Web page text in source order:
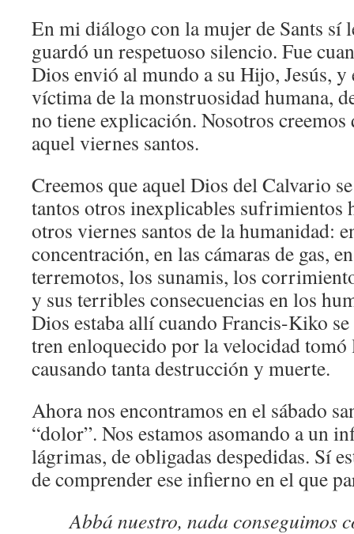
En mi diálogo con la mujer de Sants sí
guardó un respetuoso silencio. Fue
Dios envió al mundo a su Hijo, Jesús, y
víctima de la monstruosidad humana,
no tiene explicación. Nosotros creemos
aquel viernes santos.
Creemos que aquel Dios del Calvario
tantos otros inexplicables sufrimientos
otros viernes santos de la humanidad:
concentración, en las cámaras de gas,
terremotos, los sunamis, los
y sus terribles consecuencias en los
Dios estaba allí cuando Francis-Kiko se
tren enloquecido por la velocidad
causando tanta destrucción y muerte.
Ahora nos encontramos en el sábado
“dolor”. Nos estamos asomando a un
lágrimas, de obligadas despedidas. Sí
de comprender ese infierno en el que
Abbá nuestro, nada conseguimos